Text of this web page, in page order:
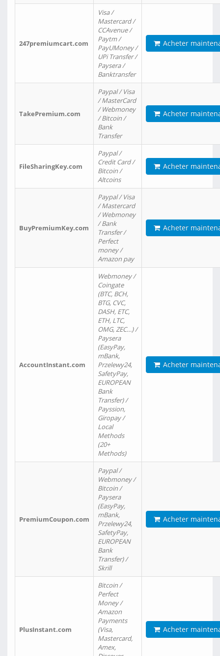
247premiumcart.com
Visa /
Mastercard /
CCAvenue /
Paytm /
PayUMoney /
UPi Transfer /
Paysera /
Banktransfer
Acheter
TakePremium.com
Paypal / Visa
/ MasterCard
/ Webmoney
/ Bitcoin /
Bank
Transfer
Acheter
FileSharingKey.com
Paypal /
Credit Card /
Bitcoin /
Altcoins
Acheter
BuyPremiumKey.com
Paypal / Visa
/ Mastercard
/ Webmoney
/ Bank
Transfer /
Perfect
money /
Amazon pay
Acheter
AccountInstant.com
Webmoney /
Coingate
(BTC, BCH,
BTG, CVC,
DASH, ETC,
ETH, LTC,
OMG, ZEC…) /
Paysera
(EasyPay,
mBank,
Przelewy24,
SafetyPay,
EUROPEAN
Bank
Transfer) /
Payssion,
Giropay /
Local
Methods
(20+
Methods)
Acheter
PremiumCoupon.com
Paypal /
Webmoney /
Bitcoin /
Paysera
(EasyPay,
mBank,
Przelewy24,
SafetyPay,
EUROPEAN
Bank
Transfer) /
Skrill
Acheter
PlusInstant.com
Bitcoin /
Perfect
Money /
Amazon
Payments
(Visa,
Mastercard,
Amex,
Acheter